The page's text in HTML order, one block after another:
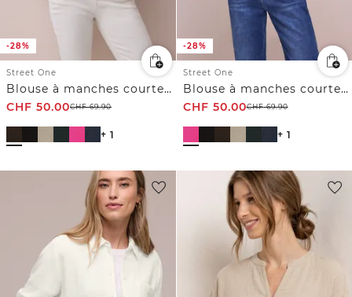
-28%
Street One
Blouse à manches courtes en gaze de coton
CHF 50.00CHF69.90
+ 1
-28%
Street One
Blouse à manches courtes en gaze de coton
CHF 50.00CHF69.90
+ 1